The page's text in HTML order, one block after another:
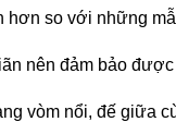
hơn so với những
nên đảm bảo
vòm nổi, đế giữa